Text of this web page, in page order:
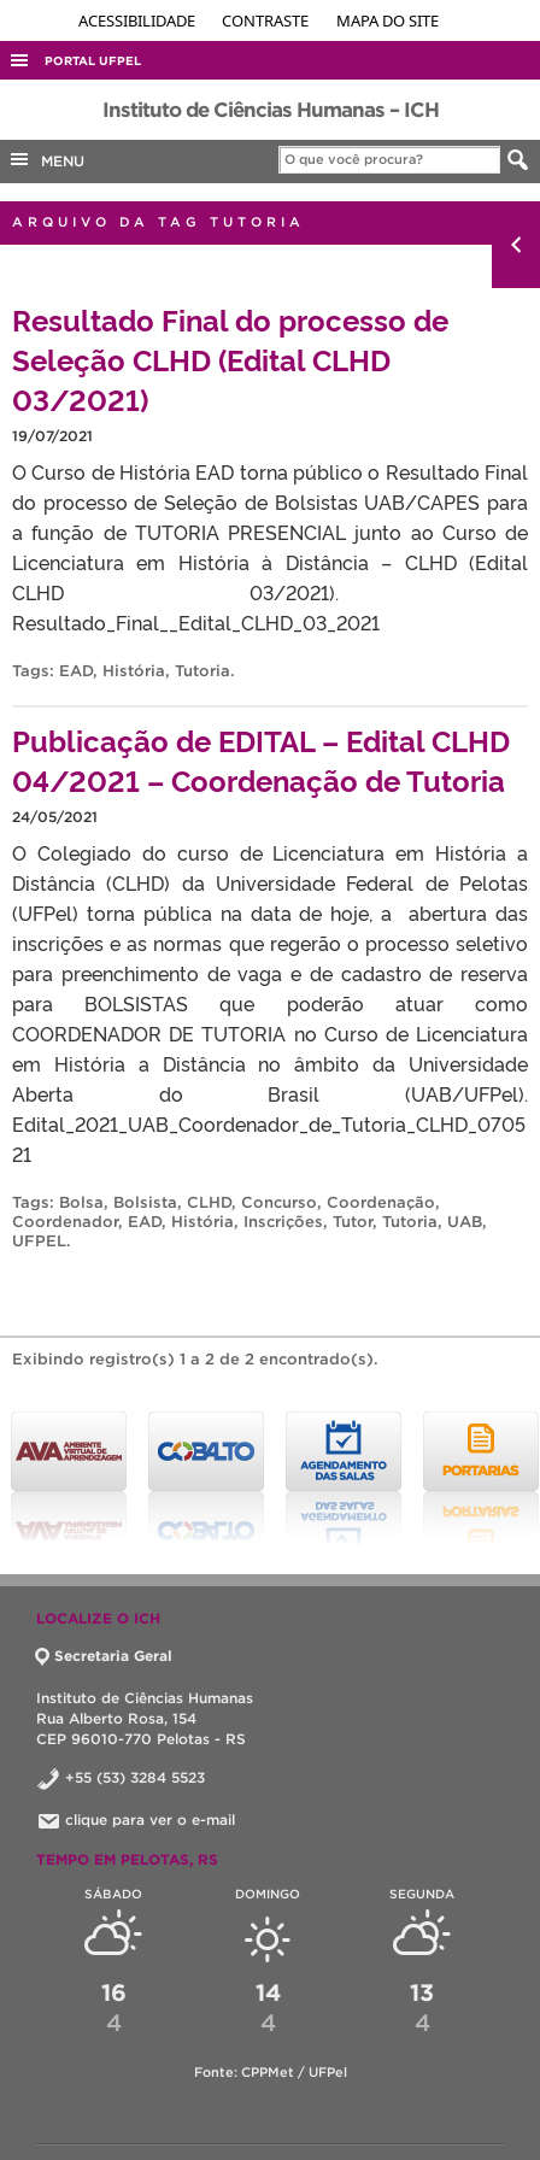
ACESSIBILIDADE CONTRASTE MAPA DO SITE
PORTAL UFPEL
ACESSO À INFORMAÇÃO
AUDITORIA
COBALTO
CONCURSOS
OUVIDORIA
PORTARIAS
TELEFONES
Instituto de Ciências Humanas – ICH
MENU
ARQUIVO DA TAG TUTORIA
Resultado Final do processo de
Seleção CLHD (Edital CLHD
03/2021)
19/07/2021
O Curso de História EAD torna público o Resultado Final
do processo de Seleção de Bolsistas UAB/CAPES para
a função de TUTORIA PRESENCIAL junto ao Curso de
Licenciatura em História à Distância – CLHD (Edital
CLHD 03/2021).
Resultado_Final__Edital_CLHD_03_2021
Tags: EAD, História, Tutoria.
Publicação de EDITAL – Edital CLHD
04/2021 – Coordenação de Tutoria
24/05/2021
O Colegiado do curso de Licenciatura em História a
Distância (CLHD) da Universidade Federal de Pelotas
(UFPel) torna pública na data de hoje, a abertura das
inscrições e as normas que regerão o processo seletivo
para preenchimento de vaga e de cadastro de reserva
para BOLSISTAS que poderão atuar como
COORDENADOR DE TUTORIA no Curso de Licenciatura
em História a Distância no âmbito da Universidade
Aberta do Brasil (UAB/UFPel).
Edital_2021_UAB_Coordenador_de_Tutoria_CLHD_0705
21
Tags: Bolsa, Bolsista, CLHD, Concurso, Coordenação,
Coordenador, EAD, História, Inscrições, Tutor, Tutoria, UAB,
UFPEL.
Exibindo registro(s) 1 a 2 de 2 encontrado(s).
LOCALIZE O ICH
Secretaria Geral
Instituto de Ciências Humanas
Rua Alberto Rosa, 154
CEP 96010-770 Pelotas - RS
+55 (53) 3284 5523
clique para ver o e-mail
TEMPO EM PELOTAS, RS
SÁBADO
16
4
DOMINGO
14
4
SEGUNDA
13
4
Fonte: CPPMet / UFPel